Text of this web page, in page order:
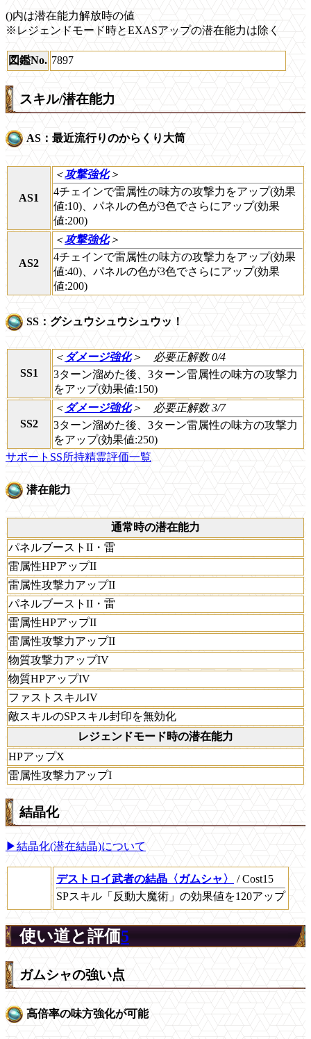
()内は潜在能力解放時の値
※レジェンドモード時とEXASアップの潜在能力は除く
図鑑No. 7897
スキル/潜在能力
AS：最近流行りのからくり大筒
AS1
＜攻撃強化＞
4チェインで雷属性の味方の攻撃力をアップ(効果
値:10)、パネルの色が3色でさらにアップ(効果
値:200)
AS2
＜攻撃強化＞
4チェインで雷属性の味方の攻撃力をアップ(効果
値:40)、パネルの色が3色でさらにアップ(効果
値:200)
SS：グシュウシュウシュウッ！
SS1
＜ ダメージ強化＞
必要正解数 0/4
3ターン溜めた後、3ターン雷属性の味方の攻撃力
をアップ(効果値:150)
SS2
＜ ダメージ強化＞
必要正解数 3/7
3ターン溜めた後、3ターン雷属性の味方の攻撃力
をアップ(効果値:250)
サポートSS所持精霊評価一覧
潜在能力
通常時の潜在能力
パネルブーストII・雷
雷属性HPアップII
雷属性攻撃力アップII
パネルブーストII・雷
雷属性HPアップII
雷属性攻撃力アップII
物質攻撃力アップIV
物質HPアップIV
ファストスキルIV
敵スキルのSPスキル封印を無効化
レジェンドモード時の潜在能力
HPアップX
雷属性攻撃力アップI
結晶化
▶結晶化(潜在結晶)について
デストロイ武者の結晶〈ガムシャ〉
/ Cost15
SPスキル「反動大魔術」の効果値を120アップ
使い道と評価5
ガムシャの強い点
高倍率の味方強化が可能